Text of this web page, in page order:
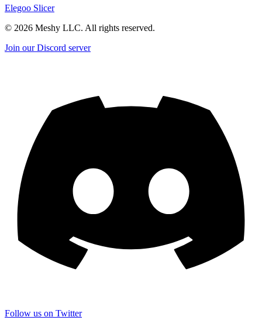
Elegoo Slicer
© 2026 Meshy LLC. All rights reserved.
Join our Discord server
Follow us on Twitter